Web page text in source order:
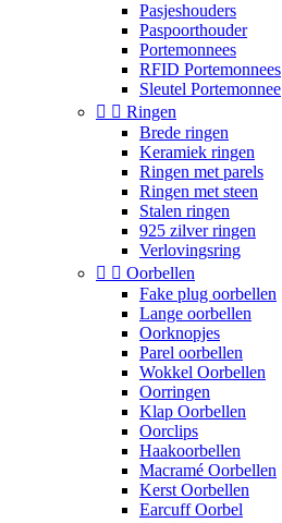
Pasjeshouders
Paspoorthouder
Portemonnees
RFID Portemonnees
Sleutel Portemonnee
  Ringen
Brede ringen
Keramiek ringen
Ringen met parels
Ringen met steen
Stalen ringen
925 zilver ringen
Verlovingsring
  Oorbellen
Fake plug oorbellen
Lange oorbellen
Oorknopjes
Parel oorbellen
Wokkel Oorbellen
Oorringen
Klap Oorbellen
Oorclips
Haakoorbellen
Macramé Oorbellen
Kerst Oorbellen
Earcuff Oorbel